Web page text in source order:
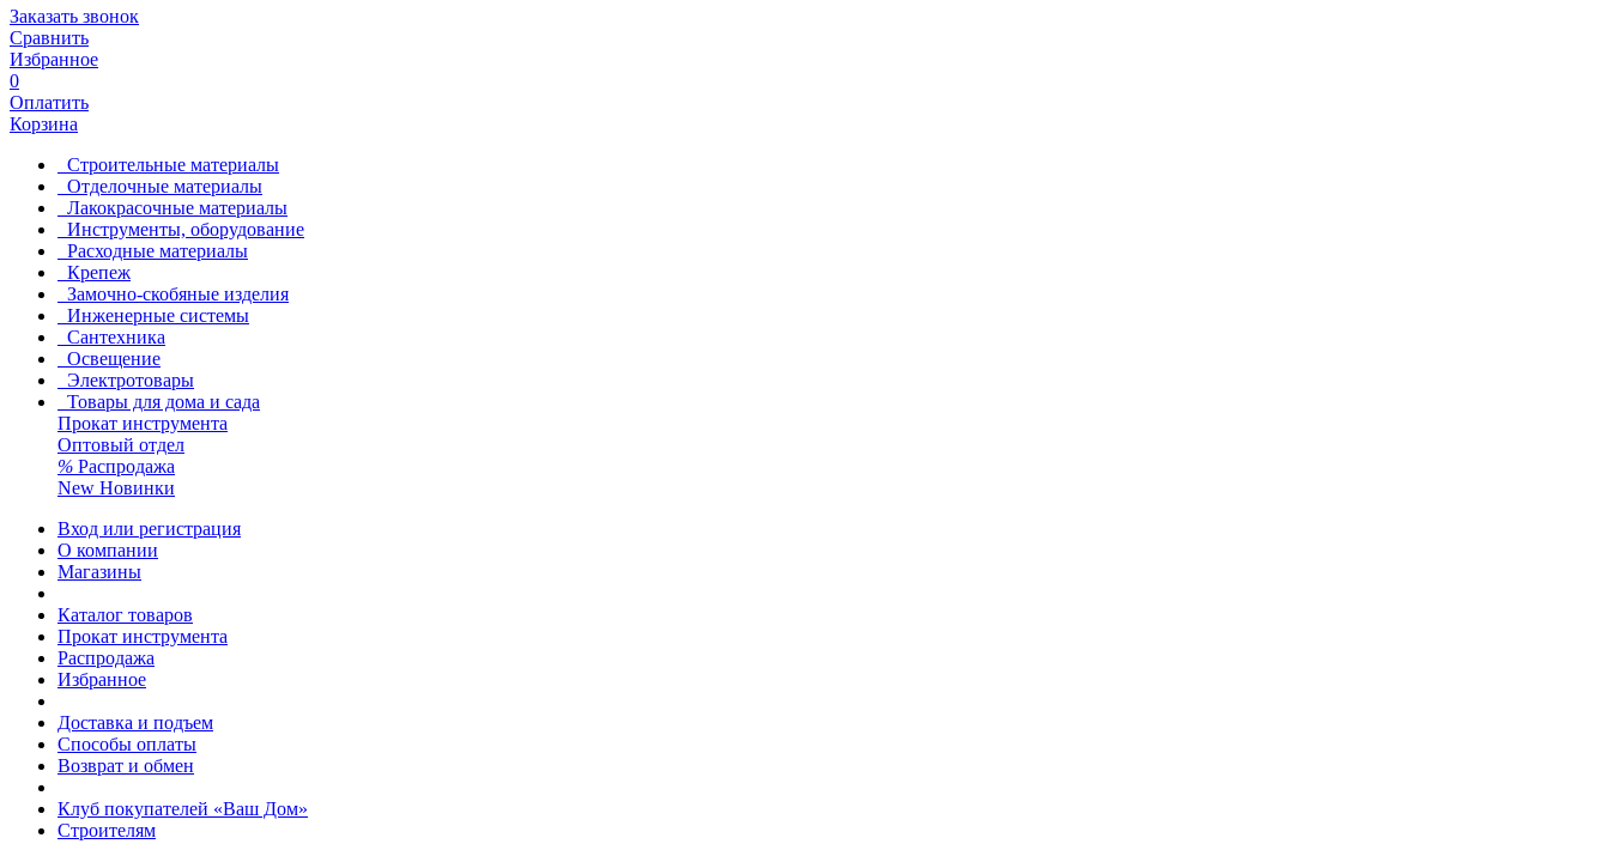
Заказать звонок
Сравнить
Избранное
0
Оплатить
Корзина
Строительные материалы
Отделочные материалы
Лакокрасочные материалы
Инструменты, оборудование
Расходные материалы
Крепеж
Замочно-скобяные изделия
Инженерные системы
Сантехника
Освещение
Электротовары
Товары для дома и сада
Прокат инструмента
Оптовый отдел
% Распродажа
New Новинки
Вход или регистрация
О компании
Магазины
Каталог товаров
Прокат инструмента
Распродажа
Избранное
Доставка и подъем
Способы оплаты
Возврат и обмен
Клуб покупателей «Ваш Дом»
Строителям